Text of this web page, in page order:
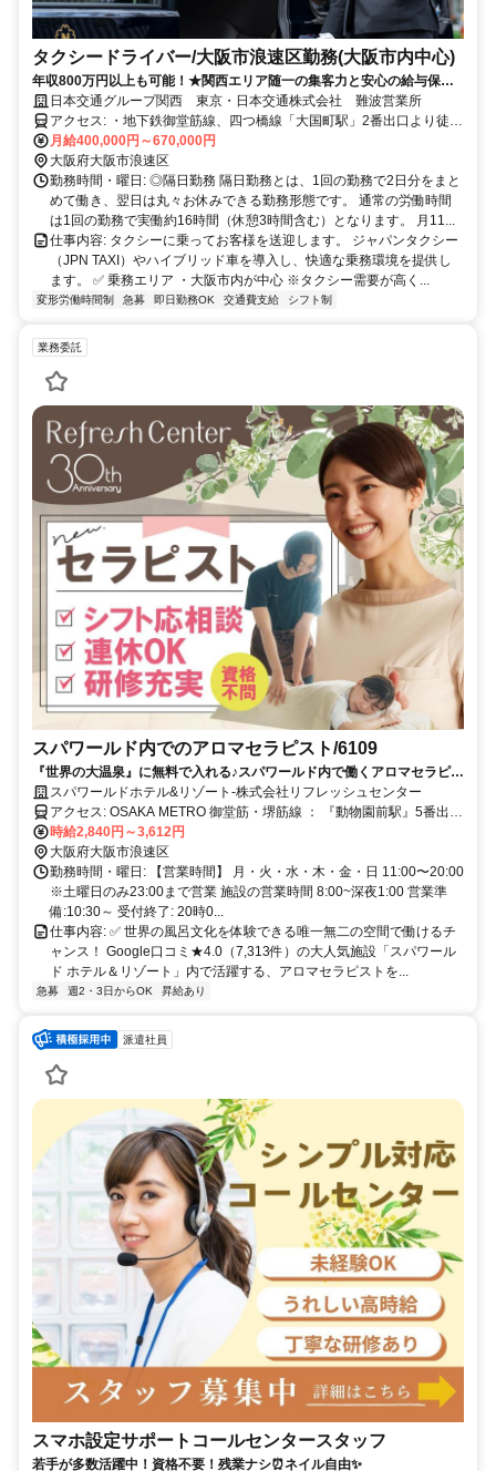
タクシードライバー/大阪市浪速区勤務(大阪市内中心)
年収800万円以上も可能！★関西エリア随一の集客力と安心の給与保証
で未経験から稼げる！
日本交通グループ関西 東京・日本交通株式会社 難波営業所
アクセス: ・地下鉄御堂筋線、四つ橋線「大国町駅」2番出口より徒歩
3分 ✅ マイカー（車・バイク）通勤：可
月給400,000円～670,000円
大阪府大阪市浪速区
勤務時間・曜日: ◎隔日勤務 隔日勤務とは、1回の勤務で2日分をまと
めて働き、翌日は丸々お休みできる勤務形態です。 通常の労働時間
は1回の勤務で実働約16時間（休憩3時間含む）となります。 月11...
仕事内容: タクシーに乗ってお客様を送迎します。 ジャパンタクシー
（JPN TAXI）やハイブリッド車を導入し、快適な乗務環境を提供し
ます。 ✅ 乗務エリア ・大阪市内が中心 ※タクシー需要が高く...
変形労働時間制 急募 即日勤務OK 交通費支給 シフト制
業務委託
スパワールド内でのアロマセラピスト/6109
『世界の大温泉』に無料で入れる♪スパワールド内で働くアロマセラピス
ト！ダブルOKでタイパ良くプライベートも充実♪
スパワールドホテル&リゾート-株式会社リフレッシュセンター
アクセス: OSAKA METRO 御堂筋・堺筋線 ： 『動物園前駅』5番出口
よりすぐ JR環状線 ： 『新今宮駅』東出口よりすぐ 南海電車 ： 『新
今宮駅』より徒歩10分 阪堺電気軌道 ： 『新今宮駅前停留所』下車し
てすぐ 近鉄電車 ： 『大阪阿部野橋駅』より徒歩15分
時給2,840円～3,612円
大阪府大阪市浪速区
勤務時間・曜日: 【営業時間】 月・火・水・木・金・日 11:00〜20:00
※土曜日のみ23:00まで営業 施設の営業時間 8:00~深夜1:00 営業準
備:10:30～ 受付終了: 20時0...
仕事内容: ✅️ 世界の風呂文化を体験できる唯一無二の空間で働けるチ
ャンス！ Google口コミ★4.0（7,313件）の大人気施設「スパワール
ド ホテル＆リゾート」内で活躍する、アロマセラピストを...
急募 週2・3日からOK 昇給あり
派遣社員
スマホ設定サポートコールセンタースタッフ
若手が多数活躍中！資格不要！残業ナシ⏰ネイル自由✨